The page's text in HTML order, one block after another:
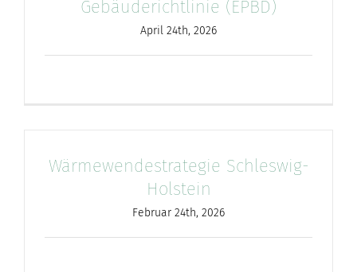
Gebäuderichtlinie (EPBD)
April 24th, 2026
Wärmewendestrategie Schleswig-
Holstein
Februar 24th, 2026